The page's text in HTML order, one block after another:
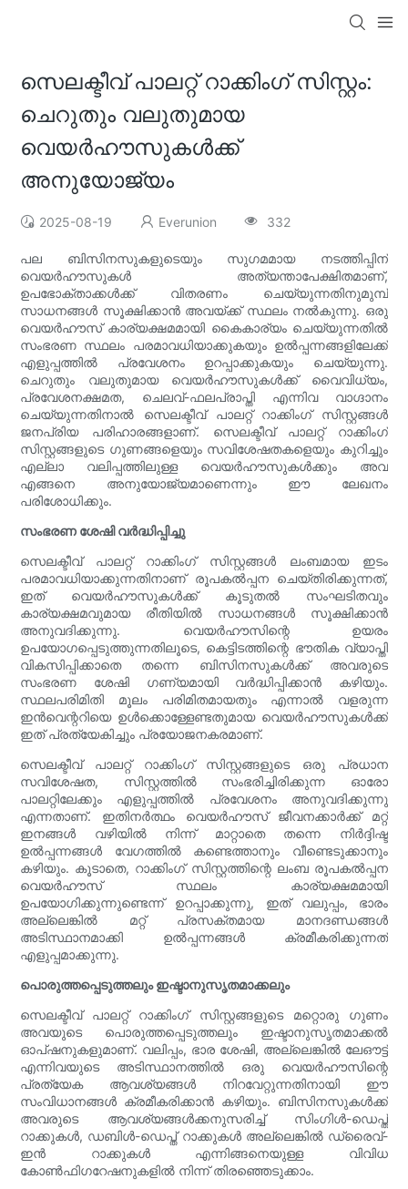
സെലക്ടീവ് പാലറ്റ് റാക്കിംഗ് സിസ്റ്റം:
ചെറുതും വലുതുമായ
വെയർഹൗസുകൾക്ക്
അനുയോജ്യം
2025-08-19 Everunion 332
പല ബിസിനസുകളുടെയും സുഗമമായ നടത്തിപ്പിന്
വെയർഹൗസുകൾ അത്യന്താപേക്ഷിതമാണ്,
ഉപഭോക്താക്കൾക്ക് വിതരണം ചെയ്യുന്നതിനുമുമ്പ്
സാധനങ്ങൾ സൂക്ഷിക്കാൻ അവയ്ക്ക് സ്ഥലം നൽകുന്നു. ഒരു
വെയർഹൗസ് കാര്യക്ഷമമായി കൈകാര്യം ചെയ്യുന്നതിൽ
സംഭരണ സ്ഥലം പരമാവധിയാക്കുകയും ഉൽപ്പന്നങ്ങളിലേക്ക്
എളുപ്പത്തിൽ പ്രവേശനം ഉറപ്പാക്കുകയും ചെയ്യുന്നു.
ചെറുതും വലുതുമായ വെയർഹൗസുകൾക്ക് വൈവിധ്യം,
പ്രവേശനക്ഷമത, ചെലവ്-ഫലപ്രാപ്തി എന്നിവ വാഗ്ദാനം
ചെയ്യുന്നതിനാൽ സെലക്ടീവ് പാലറ്റ് റാക്കിംഗ് സിസ്റ്റങ്ങൾ
ജനപ്രിയ പരിഹാരങ്ങളാണ്. സെലക്ടീവ് പാലറ്റ് റാക്കിംഗ്
സിസ്റ്റങ്ങളുടെ ഗുണങ്ങളെയും സവിശേഷതകളെയും കുറിച്ചും
എല്ലാ വലിപ്പത്തിലുള്ള വെയർഹൗസുകൾക്കും അവ
എങ്ങനെ അനുയോജ്യമാണെന്നും ഈ ലേഖനം
പരിശോധിക്കും.
സംഭരണ ശേഷി വർദ്ധിപ്പിച്ചു
സെലക്ടീവ് പാലറ്റ് റാക്കിംഗ് സിസ്റ്റങ്ങൾ ലംബമായ ഇടം
പരമാവധിയാക്കുന്നതിനാണ് രൂപകൽപ്പന ചെയ്തിരിക്കുന്നത്,
ഇത് വെയർഹൗസുകൾക്ക് കൂടുതൽ സംഘടിതവും
കാര്യക്ഷമവുമായ രീതിയിൽ സാധനങ്ങൾ സൂക്ഷിക്കാൻ
അനുവദിക്കുന്നു. വെയർഹൗസിന്റെ ഉയരം
ഉപയോഗപ്പെടുത്തുന്നതിലൂടെ, കെട്ടിടത്തിന്റെ ഭൗതിക വ്യാപ്തി
വികസിപ്പിക്കാതെ തന്നെ ബിസിനസുകൾക്ക് അവരുടെ
സംഭരണ ശേഷി ഗണ്യമായി വർദ്ധിപ്പിക്കാൻ കഴിയും.
സ്ഥലപരിമിതി മൂലം പരിമിതമായതും എന്നാൽ വളരുന്ന
ഇൻവെന്ററിയെ ഉൾക്കൊള്ളേണ്ടതുമായ വെയർഹൗസുകൾക്ക്
ഇത് പ്രത്യേകിച്ചും പ്രയോജനകരമാണ്.
സെലക്ടീവ് പാലറ്റ് റാക്കിംഗ് സിസ്റ്റങ്ങളുടെ ഒരു പ്രധാന
സവിശേഷത, സിസ്റ്റത്തിൽ സംഭരിച്ചിരിക്കുന്ന ഓരോ
പാലറ്റിലേക്കും എളുപ്പത്തിൽ പ്രവേശനം അനുവദിക്കുന്നു
എന്നതാണ്. ഇതിനർത്ഥം വെയർഹൗസ് ജീവനക്കാർക്ക് മറ്റ്
ഇനങ്ങൾ വഴിയിൽ നിന്ന് മാറ്റാതെ തന്നെ നിർദ്ദിഷ്ട
ഉൽപ്പന്നങ്ങൾ വേഗത്തിൽ കണ്ടെത്താനും വീണ്ടെടുക്കാനും
കഴിയും. കൂടാതെ, റാക്കിംഗ് സിസ്റ്റത്തിന്റെ ലംബ രൂപകൽപ്പന
വെയർഹൗസ് സ്ഥലം കാര്യക്ഷമമായി
ഉപയോഗിക്കുന്നുണ്ടെന്ന് ഉറപ്പാക്കുന്നു, ഇത് വലുപ്പം, ഭാരം
അല്ലെങ്കിൽ മറ്റ് പ്രസക്തമായ മാനദണ്ഡങ്ങൾ
അടിസ്ഥാനമാക്കി ഉൽപ്പന്നങ്ങൾ ക്രമീകരിക്കുന്നത്
എളുപ്പമാക്കുന്നു.
പൊരുത്തപ്പെടുത്തലും ഇഷ്ടാനുസൃതമാക്കലും
സെലക്ടീവ് പാലറ്റ് റാക്കിംഗ് സിസ്റ്റങ്ങളുടെ മറ്റൊരു ഗുണം
അവയുടെ പൊരുത്തപ്പെടുത്തലും ഇഷ്ടാനുസൃതമാക്കൽ
ഓപ്ഷനുകളുമാണ്. വലിപ്പം, ഭാര ശേഷി, അല്ലെങ്കിൽ ലേഔട്ട്
എന്നിവയുടെ അടിസ്ഥാനത്തിൽ ഒരു വെയർഹൗസിന്റെ
പ്രത്യേക ആവശ്യങ്ങൾ നിറവേറ്റുന്നതിനായി ഈ
സംവിധാനങ്ങൾ ക്രമീകരിക്കാൻ കഴിയും. ബിസിനസുകൾക്ക്
അവരുടെ ആവശ്യങ്ങൾക്കനുസരിച്ച് സിംഗിൾ-ഡെപ്ത്
റാക്കുകൾ, ഡബിൾ-ഡെപ്ത് റാക്കുകൾ അല്ലെങ്കിൽ ഡ്രൈവ്-
ഇൻ റാക്കുകൾ എന്നിങ്ങനെയുള്ള വിവിധ
കോൺഫിഗറേഷനുകളിൽ നിന്ന് തിരഞ്ഞെടുക്കാം.